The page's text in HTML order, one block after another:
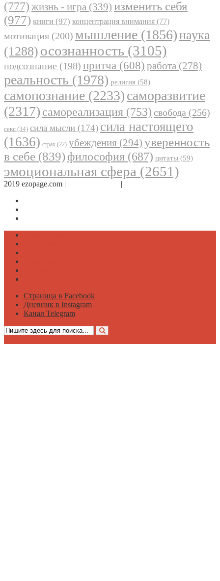
(777) жизнь - игра (339) изменить себя
(977) книги (97) концентрация внимания (77)
мотивация (200) мышление (1856)наука
(1288) осознанность (3105)
подсознание (198) притча (608) работа (278)
реальность (1978) религия (58)
самопознание (2233)саморазвитие
(2317) самореализация (753) свобода (256)
секс (34) сила мысли (174) сила настоящего
(1636) страх (22) убеждения (294) уверенность
в себе (839) философия (687) цитаты (59)
эмоциональная сфера (2651)
2019 ezopage.com | |
Страница в Facebook
Дневник в Instagram
Канал Telegram